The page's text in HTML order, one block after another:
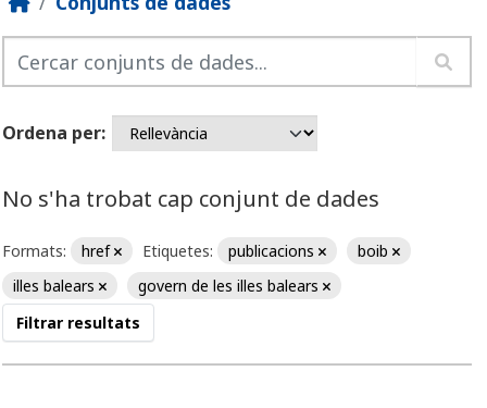
Ordena per
No s'ha trobat cap conjunt de dades
Formats: href Etiquetes: publicacions
boib
illes balears
govern de les illes balears
Filtrar resultats